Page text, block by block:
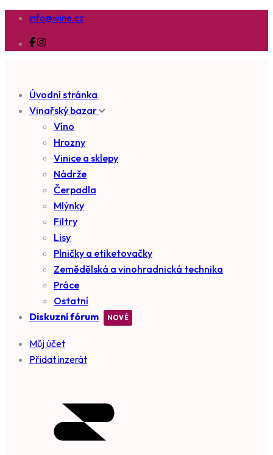
info@wine.cz
Úvodní stránka
Vinařský bazar
Víno
Hrozny
Vinice a sklepy
Nádrže
Čerpadla
Mlýnky
Filtry
Lisy
Plničky a etiketovačky
Zemědělská a vinohradnická technika
Práce
Ostatní
Diskuzní fórum
Můj účet
Přidat inzerát